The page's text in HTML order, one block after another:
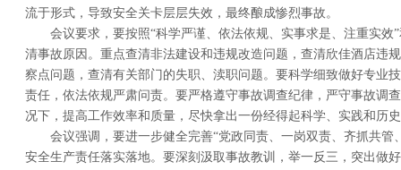
流于形式，导致安全关卡层层失效，最终酿成惨烈事故。
会议要求，要按照“科学严谨、依法依规、实事求是、注重实效
清事故原因。重点查清非法建设和违规改造问题，查清欣佳酒店违
察点问题，查清有关部门的失职、渎职问题。要科学细致做好专业
责任，依法依规严肃问责。要严格遵守事故调查纪律，严守事故调
况下，提高工作效率和质量，尽快拿出一份经得起科学、实践和历
会议强调，要进一步健全完善“党政同责、一岗双责、齐抓共管
安全生产责任落实落地。要深刻汲取事故教训，举一反三，突出做